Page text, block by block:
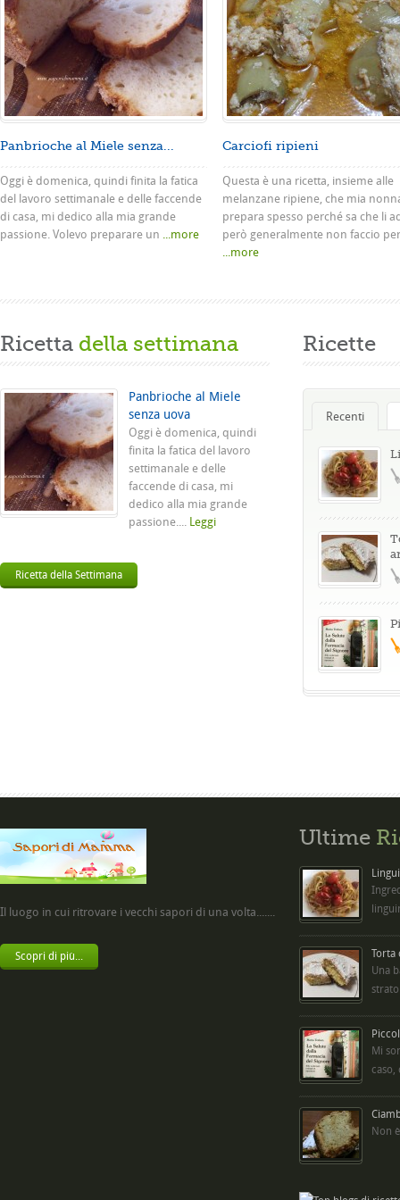
Panbrioche al Miele senza...
Oggi è domenica, quindi finita la fatica
del lavoro settimanale e delle faccende
di casa, mi dedico alla mia grande
passione. Volevo preparare un ...more
Carciofi ripieni
Questa è una ricetta, insieme alle
melanzane ripiene, che mia
prepara spesso perché sa che li
però generalmente non faccio
...more
Ricetta della settimana
Panbrioche al Miele
senza uova
Oggi è domenica, quindi
finita la fatica del lavoro
settimanale e delle
faccende di casa, mi
dedico alla mia grande
passione.... Leggi
Ricetta della Settimana
Ricette
Recenti
Il luogo in cui ritrovare i vecchi sapori di una volta.......
Scopri di più...
Ultime
Torta
Una
Mi
caso,
Non